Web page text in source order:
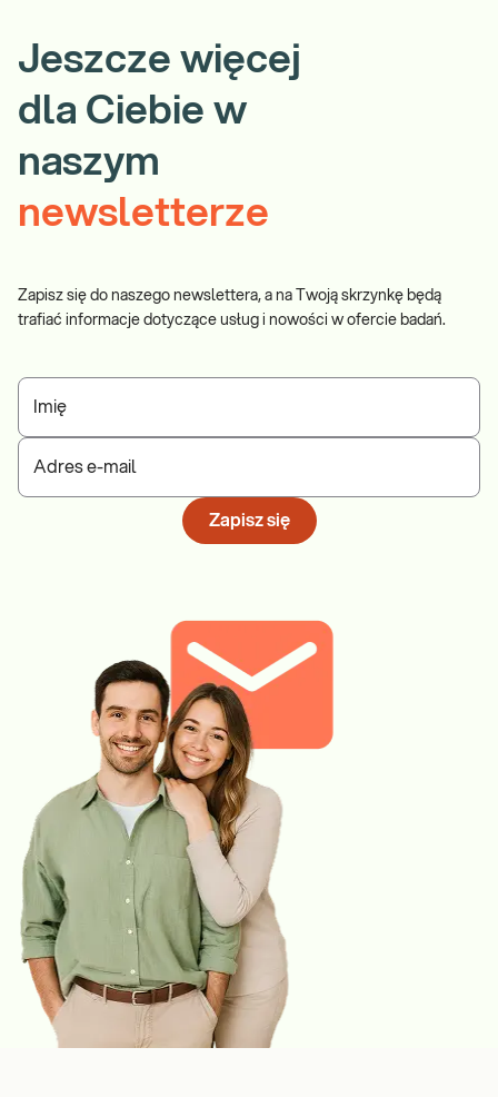
Jeszcze więcej
dla Ciebie w
naszym
newsletterze
Zapisz się do naszego newslettera, a na Twoją skrzynkę będą
trafiać informacje dotyczące usług i nowości w ofercie badań.
Imię
Adres e-mail
Zapisz się